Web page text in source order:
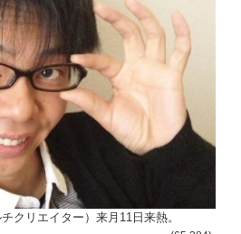
クリエイター）来月11日来熱。